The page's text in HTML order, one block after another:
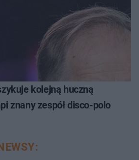
kolejną huczną
znany zespół disco-polo